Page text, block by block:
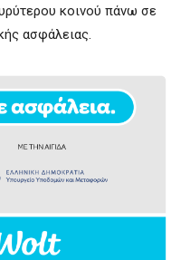
κοινού πάνω σε
ασφάλειας.